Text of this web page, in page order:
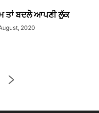
ਤਾਂ ਬਦਲੋ ਆਪਣੀ ਲੁੱਕ
2020